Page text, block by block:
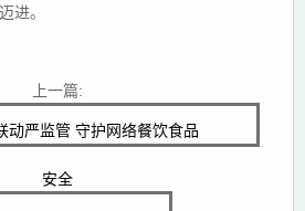
进。
上一篇:
动严监管 守护网络餐饮食品
安全